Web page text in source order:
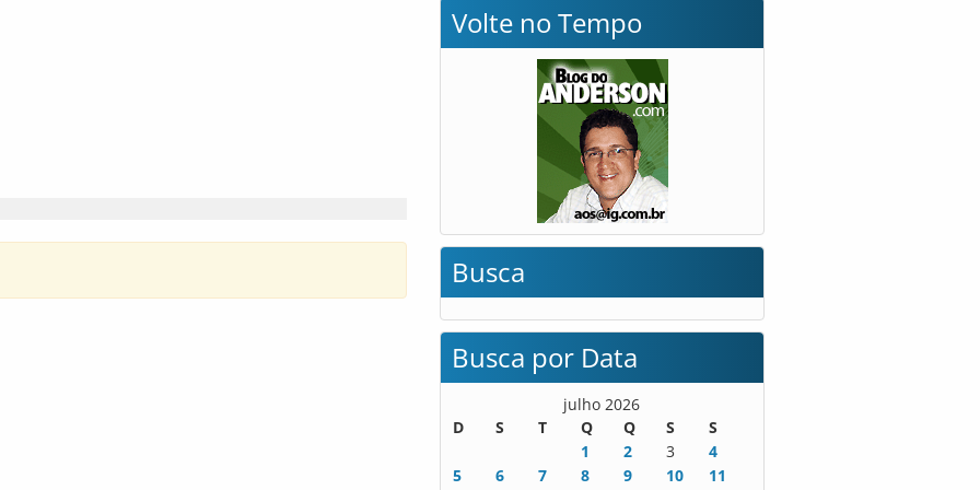
Volte no Tempo
Busca
Busca por Data
julho 2026
D
S T Q Q S
S
1
2 3
4
5
6 7 8 9 10
11